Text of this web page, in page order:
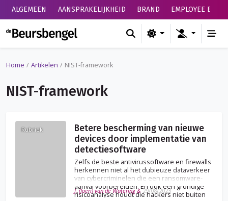
ALGEMEEN AANSPRAKELIJKHEID BRAND EMPLOYEE
de Beursbengel
Home Artikelen NIST-framework
NIST-framework
Rubriek
Betere bescherming van nieuwe
devices door implementatie van
detectiesoftware
Zelfs de beste antivirussoftware en firewalls
herkennen niet al het dubieuze dataverkeer
van cybercriminelen die een ransomware-
aanval voorbereiden. En ook een grondige
risicoanalyse houdt die hackers niet buiten
J. (Joeri) van de Watering &29/08/2023